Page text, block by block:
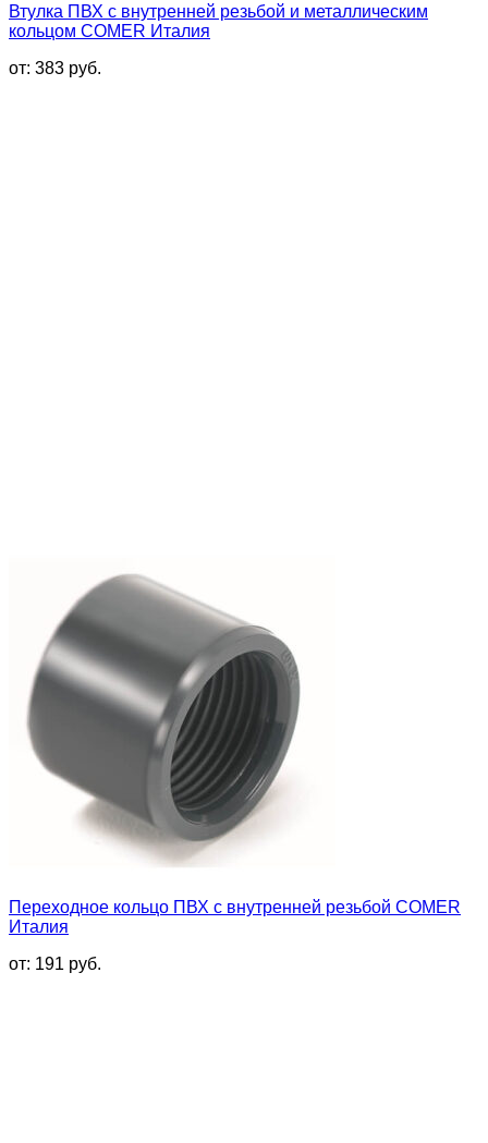
Втулка ПВХ с внутренней резьбой и металлическим
кольцом COMER Италия
от: 383 руб.
Переходное кольцо ПВХ с внутренней резьбой COMER
Италия
от: 191 руб.